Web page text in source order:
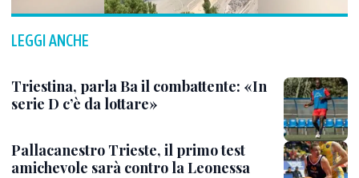
LEGGI ANCHE
Triestina, parla Ba il combattente: «In
serie D c’è da lottare»
Pallacanestro Trieste, il primo test
amichevole sarà contro la Leonessa